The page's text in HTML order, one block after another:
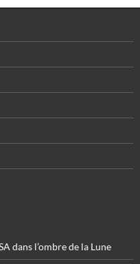
dans l’ombre de la Lune